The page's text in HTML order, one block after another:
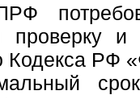
проверку
Кодекса